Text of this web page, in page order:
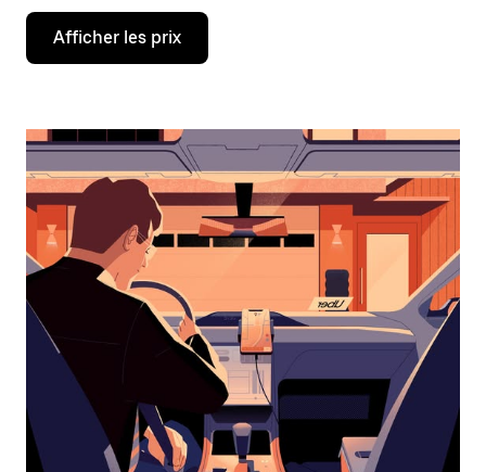
Appuyez
la
bas
interagir
avec
calendrier
et
sélectionner
une
date.
Appuyez
d'échappement
pour
fermer
Afficher les prix